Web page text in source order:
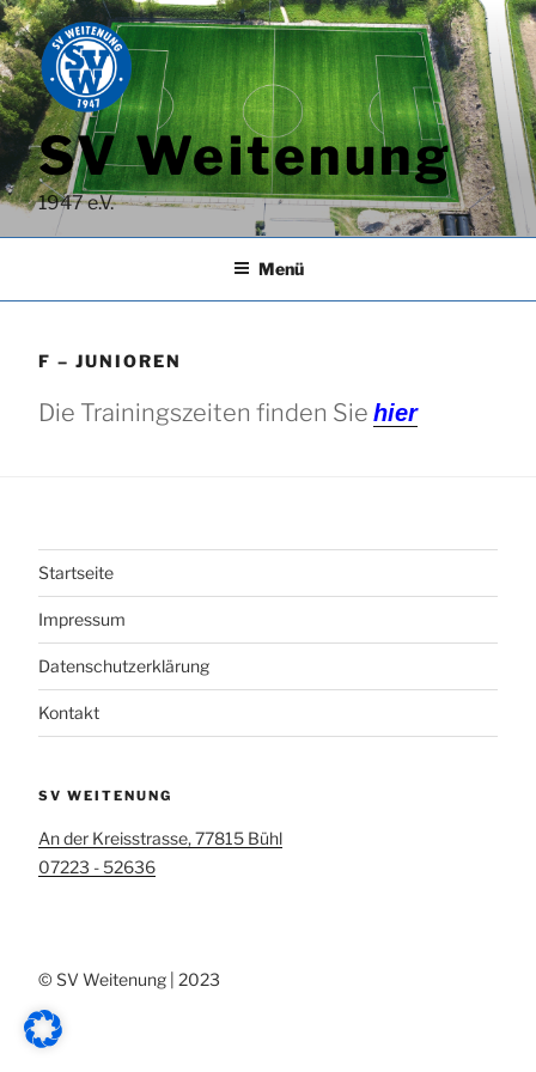
Zum
Inhalt
springen
SV Weitenung
1947 e.V.
Menü
F – JUNIOREN
Die Trainingszeiten finden Sie hier
Startseite
Impressum
Datenschutzerklärung
Kontakt
SV WEITENUNG
An der Kreisstrasse, 77815 Bühl
07223 - 52636
© SV Weitenung | 2023